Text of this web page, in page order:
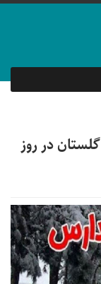
در روز